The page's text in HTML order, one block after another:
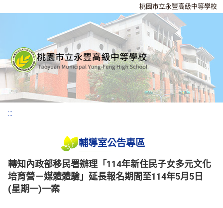
桃園市立永豐高級中等學校
:::
輔導室公告專區
轉知內政部移民署辦理「114年新住民子女多元文化
培育營－媒體體驗」延長報名期間至114年5月5日
(星期一)一案